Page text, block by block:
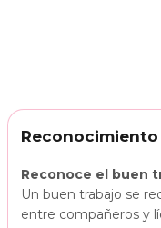
Reconocimiento
Reconoce el buen
Un buen trabajo se
entre compañeros y